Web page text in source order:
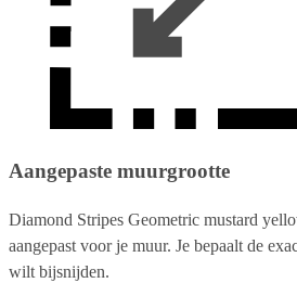
Aangepaste muurgrootte
Diamond Stripes Geometric mustard
aangepast voor je muur. Je bepaalt de
wilt bijsnijden.